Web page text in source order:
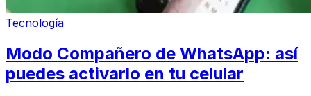
Tecnología
Modo Compañero de WhatsApp: así
puedes activarlo en tu celular